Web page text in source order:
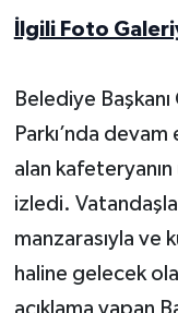
İlgili Foto
Belediye
Parkı’nda
alan kafeteryanın
izledi.
manzarasıyla ve
haline gelecek
açıklama yapan
DÜNYA